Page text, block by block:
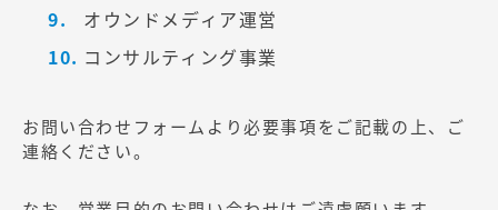
オウンドメディア運営
コンサルティング事業
お問い合わせフォームより必要事項をご記載の上、ご
連絡ください。